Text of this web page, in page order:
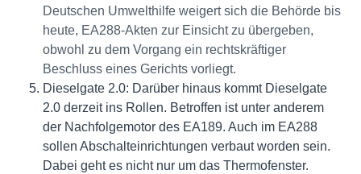
Deutschen Umwelthilfe weigert sich die Behörde bis
heute, EA288-Akten zur Einsicht zu übergeben,
obwohl zu dem Vorgang ein rechtskräftiger
Beschluss eines Gerichts vorliegt.
Dieselgate 2.0: Darüber hinaus kommt Dieselgate
2.0 derzeit ins Rollen. Betroffen ist unter anderem
der Nachfolgemotor des EA189. Auch im EA288
sollen Abschalteinrichtungen verbaut worden sein.
Dabei geht es nicht nur um das Thermofenster.